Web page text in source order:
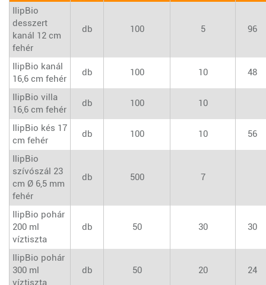
IlipBio
desszert
kanál 12 cm
fehér
db 100 5 96
IlipBio kanál
16,6 cm fehér
db 100 10 48
IlipBio villa
16,6 cm fehér
db 100 10
IlipBio kés 17
cm fehér
db 100 10 56
IlipBio
szívószál 23
cm Ø 6,5 mm
fehér
db 500 7
IlipBio pohár
200 ml
víztiszta
db 50 30 30
IlipBio pohár
300 ml
víztiszta
db 50 20 24